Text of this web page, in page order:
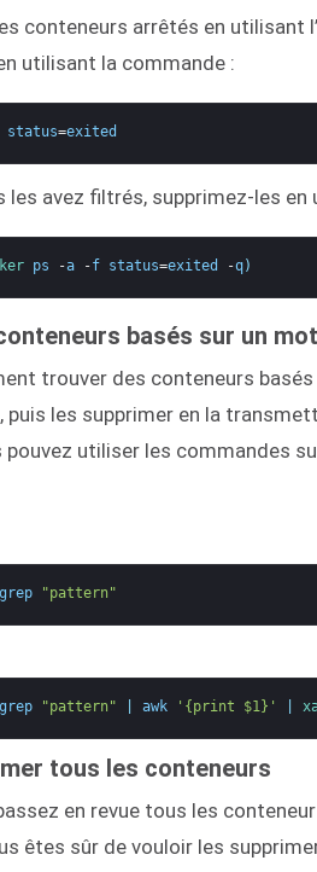
conteneurs arrêtés en utilisant
utilisant la commande :
status=exited
les avez filtrés, supprimez-les
ps -a -f status=exited -q)
basés sur un
trouver des conteneurs
puis les supprimer en la
pouvez utiliser les commandes
grep "pattern"
grep "pattern" awk '{print $1}'
tous les conteneurs
en revue tous les
êtes sûr de vouloir les